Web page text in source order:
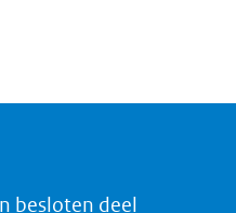
besloten deel